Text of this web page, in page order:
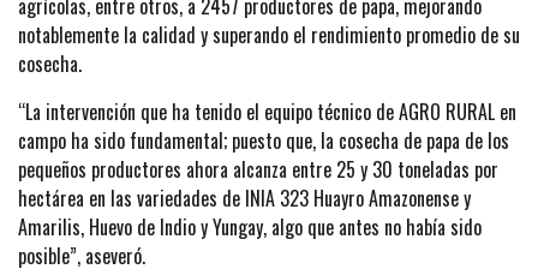
notablemente la calidad y superando el rendimiento promedio de su
cosecha.
“La intervención que ha tenido el equipo técnico de AGRO RURAL en
campo ha sido fundamental; puesto que, la cosecha de papa de los
pequeños productores ahora alcanza entre 25 y 30 toneladas por
hectárea en las variedades de INIA 323 Huayro Amazonense y
Amarilis, Huevo de Indio y Yungay, algo que antes no había sido
posible”, aseveró.